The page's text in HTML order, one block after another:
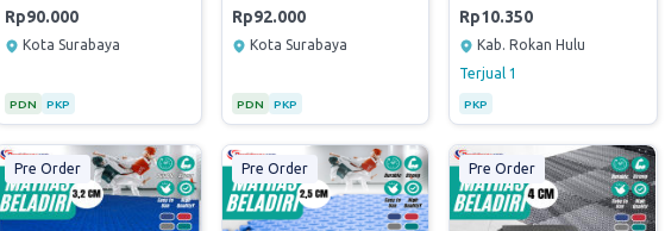
Rp90.000
Kota Surabaya
PDN PKP
Rp92.000
Kota Surabaya
PDN PKP
Rp10.350
Kab. Rokan Hulu
Terjual1
PKP
Pre Order Pre Order Pre Order